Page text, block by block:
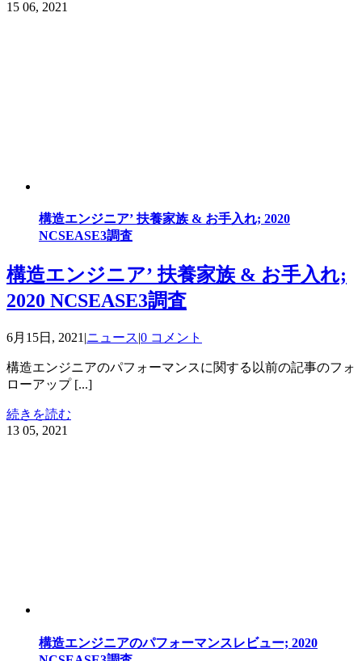
15 06, 2021
構造エンジニア’ 扶養家族 & お手入れ; 2020
NCSEASE3調査
構造エンジニア’ 扶養家族 & お手入れ;
2020 NCSEASE3調査
6月15日, 2021 |ニュース|0 コメント
構造エンジニアのパフォーマンスに関する以前の記事のフォ
ローアップ [...]
続きを読む
13 05, 2021
構造エンジニアのパフォーマンスレビュー; 2020